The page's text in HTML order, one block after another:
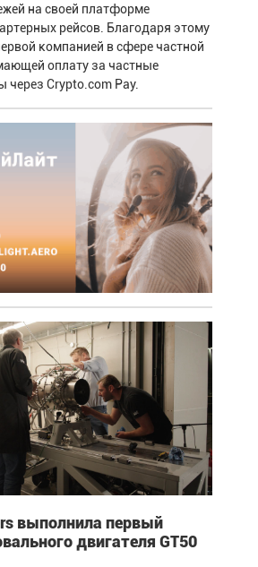
на своей платформе
рейсов. Благодаря этому
компанией в сфере частной
оплату за частные
через Crypto.com Pay.
выполнила первый
двигателя GT50